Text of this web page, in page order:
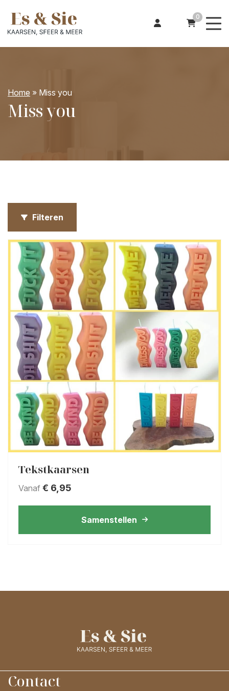
0
Home » Miss you
Miss you
Filteren
Tekstkaarsen
Vanaf € 6,95
Samenstellen
Contact